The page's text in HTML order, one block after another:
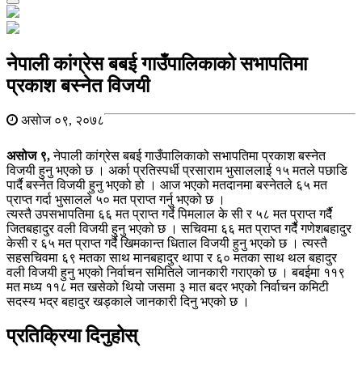
Toggle
navigation
नेपाली कांग्रेस बबई गाउँपालिकाको सभापतिमा
प्रकाश बस्नेत विजयी
असोज ०९, २०७८
असोज ९,नेपाली कांग्रेस बबई गाउँपालिकाको सभापतिमा प्रकाश बस्नेत
विजयी हुनु भएको छ । अर्का प्रतिस्पर्धी प्रसाराम भुसाललाई १५ मतले पछाडि
पार्दै बस्नेत विजयी हुनु भएको हो । आज भएको मतदानमा बस्नेतले ६५ मत
प्राप्त गर्दा भुसालले ५० मत प्राप्त गर्नु भएको छ ।
त्यस्तै उपसभापतिमा ६६ मत प्राप्त गर्दे पिमलाल के सी र ५८ मत प्राप्त गर्दैै
जितबहादुर वली विजयी हुनु भएको छ । सचिवमा ६६ मत प्राप्त गर्दैै गणेशबहादुर
केसी र ६५ मत प्राप्त गर्दै खिमकान्त धिताल विजयी हुनु भएको छ । त्यस्तै
सहसचिवमा ६९ मतका साथ मानबहादुर थापा र ६० मतका साथ थल बहादुर
वली विजयी हुनु भएको निर्वाचन समितिले जानकारी गराएको छ । बबईमा ११९
मत मध्य ११८ मत खसेको थियो जसमा ३ मात बदर भएको निर्वाचन कमिटी
सदस्य भद्र बहादुर खड्काले जानकारी दिनु भएको छ ।
प्रतिक्रिया दिनुहोस्